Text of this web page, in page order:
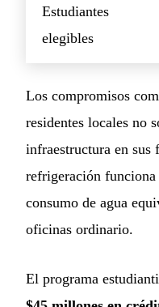
Estudiantes
elegibles
Los compromisos
residentes locales no
infraestructura en sus
refrigeración
consumo de agua
oficinas ordinario.
El programa